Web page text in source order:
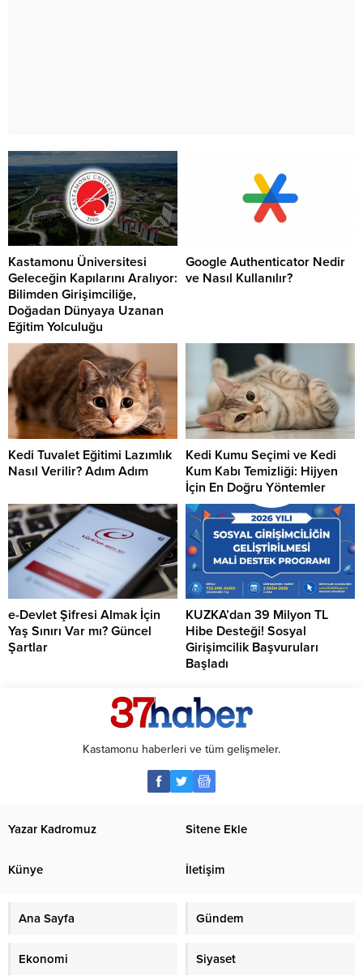
Kastamonu Üniversitesi
Geleceğin Kapılarını Aralıyor:
Bilimden Girişimciliğe,
Doğadan Dünyaya Uzanan
Eğitim Yolculuğu
Google Authenticator Nedir
ve Nasıl Kullanılır?
Kedi Tuvalet Eğitimi Lazımlık
Nasıl Verilir? Adım Adım
Kedi Kumu Seçimi ve Kedi
Kum Kabı Temizliği: Hijyen
İçin En Doğru Yöntemler
e-Devlet Şifresi Almak İçin
Yaş Sınırı Var mı? Güncel
Şartlar
KUZKA’dan 39 Milyon TL
Hibe Desteği! Sosyal
Girişimcilik Başvuruları
Başladı
Kastamonu haberleri ve tüm gelişmeler.
Yazar Kadromuz Sitene Ekle
Künye İletişim
Ana Sayfa Gündem
Ekonomi Siyaset